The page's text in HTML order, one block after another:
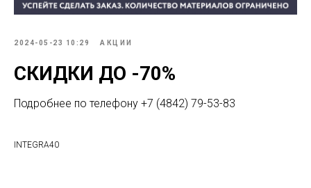
2024-05-23 10:29 АКЦИИ
СКИДКИ ДО -70%
Подробнее по телефону +7 (4842) 79-53-83
INTEGRA40